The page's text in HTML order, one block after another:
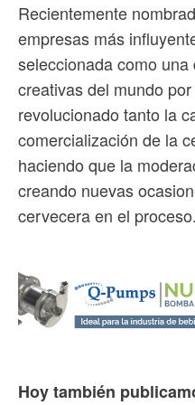
Recientemente
empresas más
seleccionada como
creativas del mundo
revolucionado tanto la
comercialización de la
haciendo que la
creando nuevas
cervecera en el proceso.
Hoy también